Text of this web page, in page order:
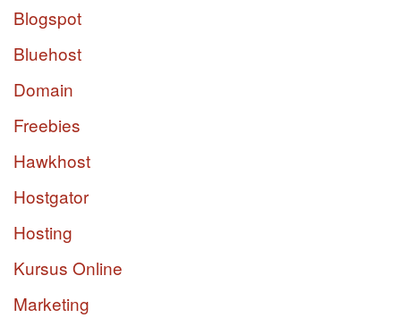
Blogspot
Bluehost
Domain
Freebies
Hawkhost
Hostgator
Hosting
Kursus Online
Marketing